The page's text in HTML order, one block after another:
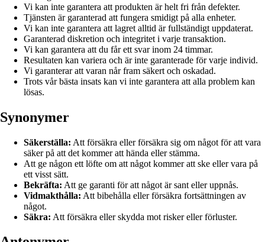
Vi kan inte garantera att produkten är helt fri från defekter.
Tjänsten är garanterad att fungera smidigt på alla enheter.
Vi kan inte garantera att lagret alltid är fullständigt uppdaterat.
Garanterad diskretion och integritet i varje transaktion.
Vi kan garantera att du får ett svar inom 24 timmar.
Resultaten kan variera och är inte garanterade för varje individ.
Vi garanterar att varan når fram säkert och oskadad.
Trots vår bästa insats kan vi inte garantera att alla problem kan
lösas.
Synonymer
Säkerställa: Att försäkra eller försäkra sig om något för att vara
säker på att det kommer att hända eller stämma.
Att ge någon ett löfte om att något kommer att ske eller vara på
ett visst sätt.
Bekräfta: Att ge garanti för att något är sant eller uppnås.
Vidmakthålla: Att bibehålla eller försäkra fortsättningen av
något.
Säkra: Att försäkra eller skydda mot risker eller förluster.